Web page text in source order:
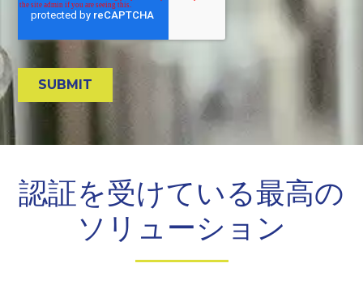
認証を受けている最高の
ソリューション